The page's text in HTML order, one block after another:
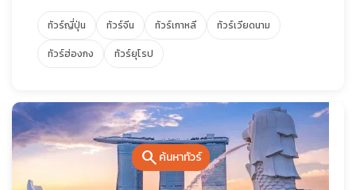
searchค้นหาทัวร์
ทัวร์ญี่ปุ่น ทัวร์จีน ทัวร์เกาหลี
ทัวร์เวียดนาม
ทัวร์ฮ่องกง
ทัวร์ยุโรป